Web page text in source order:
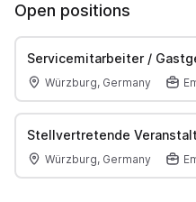
Open positions
Servicemitarbeiter /
Würzburg, Germany
Stellvertretende
Würzburg, Germany